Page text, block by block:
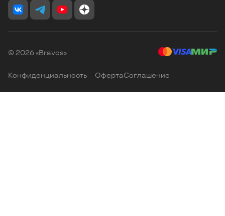
© 2026 «Bravos»
Конфиденциальность ОфертаСоглашение